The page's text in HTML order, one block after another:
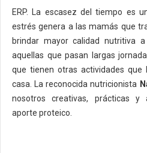
ERP. La escasez del tiempo es
estrés genera a las mamás que
brindar mayor calidad nutritiva
aquellas que pasan largas
que tienen otras actividades
casa. La reconocida nutricionista
nosotros creativas, prácticas y
aporte proteico.